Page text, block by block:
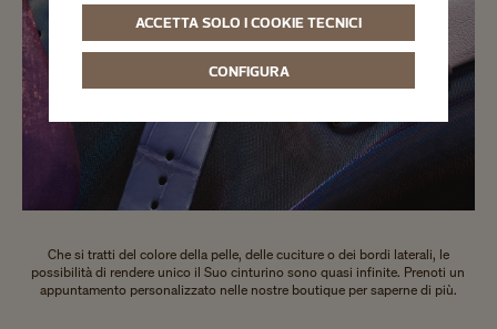
Che si tratti del colore della pelle, delle cuciture o dei bordi laterali, le
possibilità di rendere unico il Suo cinturino sono quasi infinite. Prenoti un
appuntamento personalizzato nelle nostre boutique per saperne di più.
ACCETTA SOLO I COOKIE TECNICI
CONFIGURA